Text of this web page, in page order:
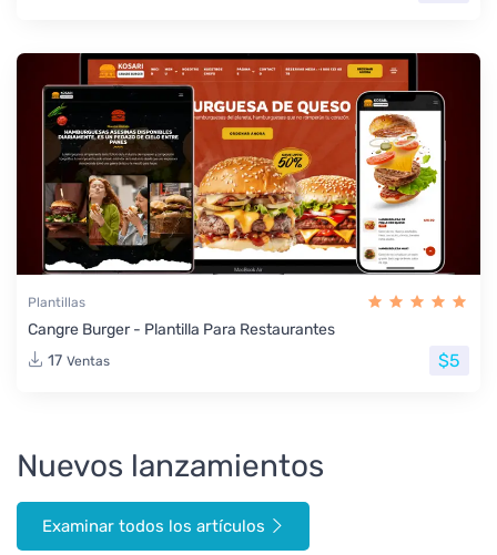
Plantillas
Cangre Burger - Plantilla Para Restaurantes
17 Ventas $5
Nuevos lanzamientos
Examinar todos los artículos